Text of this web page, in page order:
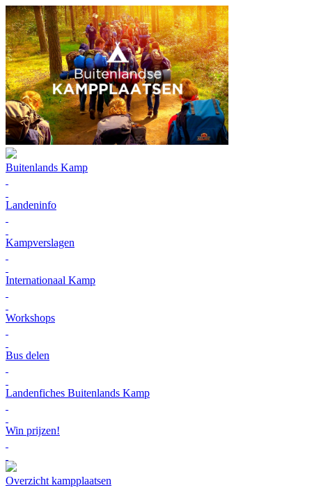
Buitenlands Kamp
Landeninfo
Kampverslagen
Internationaal Kamp
Workshops
Bus delen
Landenfiches Buitenlands Kamp
Win prijzen!
Overzicht kampplaatsen